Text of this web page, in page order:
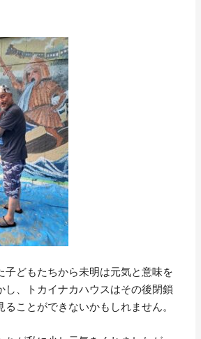
子どもたちから未明は元気と意味を
し、トカイナカハウスはその後閉鎖
ことができないかもしれません。